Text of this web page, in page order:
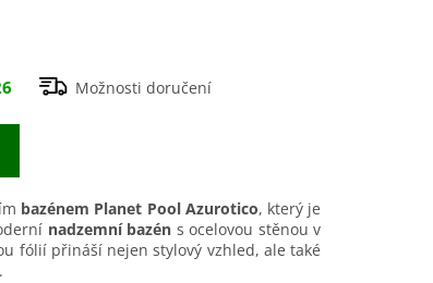
Možnosti doručení
bazénem Planet Pool Azurotico, který je
nadzemní bazén s ocelovou stěnou v
fólií přináší nejen stylový vzhled, ale také